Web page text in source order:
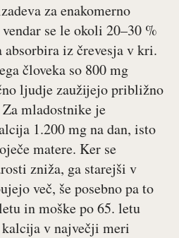
za enakomerno
se le okoli 20–30 %
absorbira iz črevesja v kri.
človeka so 800 mg
ljudje zaužijejo približno
mladostnike je
1.200 mg na dan, isto
matere. Ker se
zniža, ga starejši v
več, še posebno pa to
in moške po 65. letu
v največji meri